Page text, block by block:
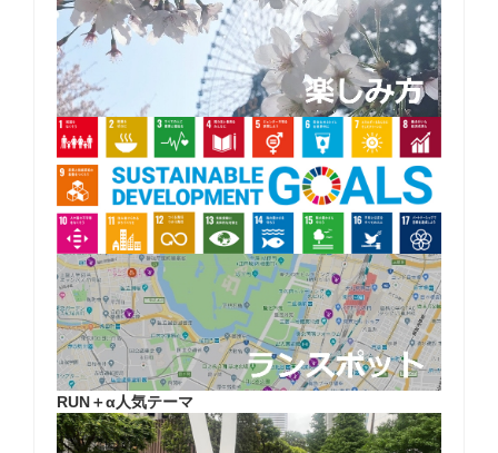
RUN＋α人気テーマ